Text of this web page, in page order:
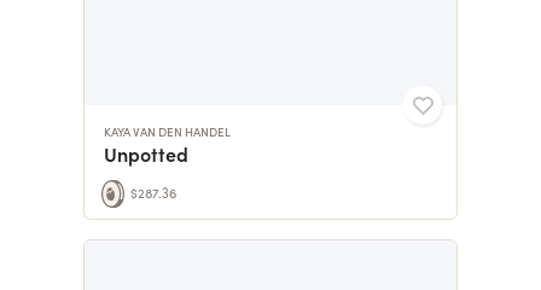
KAYA VAN DEN HANDEL
Unpotted
$287.36